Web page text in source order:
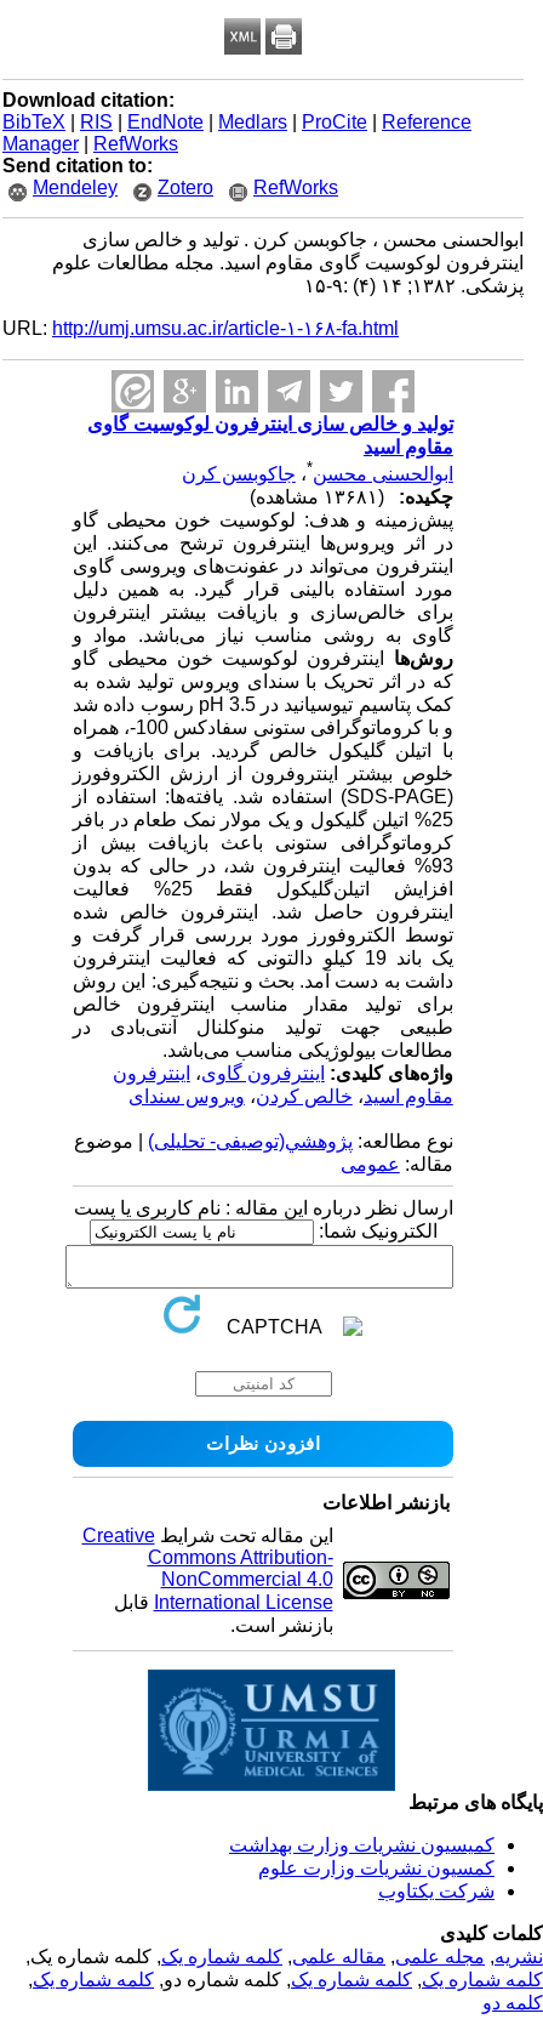
Download citation:
BibTeX
| RIS |EndNote |Medlars |ProCite |Reference
Manager
|RefWorks
Send citation to:
Mendeley
Zotero RefWorks
ابوالحسنی محسن ، جاکوبسن کرن . تولید و خالص سازی
اینترفرون لوکوسیت گاوی مقاوم اسید. مجله مطالعات علوم
پزشکی. ۱۳۸۲; ۱۴ (۴) :۹-۱۵
URL:http://umj.umsu.ac.ir/article-۱-۱۶۸-fa.html
تولید و خالص سازی اینترفرون لوکوسیت گاوی
مقاوم اسید
ابوالحسنی محسن ،جاکوبسن کرن
چکیده:
پیش‌زمینه و هدف: لوکوسیت خون محیطی گاو
در اثر ویروس‌ها اینترفرون ترشح می‌کنند. این
اینترفرون می‌تواند در عفونت‌های ویروسی گاوی
مورد استفاده بالینی قرار گیرد. به همین دلیل
برای خالص‌سازی و بازیافت بیشتر اینترفرون
گاوی به روشی مناسب نیاز می‌باشد. مواد و
روش‌ها اینترفرون لوکوسیت خون محیطی گاو
که در اثر تحریک با سندای ویروس تولید شده به
کمک پتاسیم تیوسیانید در 3.5 pH رسوب داده شد
و با کروماتوگرافی ستونی سفادکس 100-، همراه
با اتیلن گلیکول خالص گردید. برای بازیافت و
خلوص بیشتر اینتروفرون از ارزش الکتروفورز
(SDS-PAGE) استفاده شد. یافته‌ها: استفاده از
25% اتیلن گلیکول و یک مولار نمک طعام در بافر
کروماتوگرافی ستونی باعث بازیافت بیش از
93% فعالیت اینترفرون شد، در حالی که بدون
افزایش اتیلن‌گلیکول فقط 25% فعالیت
اینترفرون حاصل شد. اینترفرون خالص شده
توسط الکتروفورز مورد بررسی قرار گرفت و
یک باند 19 کیلو دالتونی که فعالیت اینترفرون
داشت به دست آمد. بحث و نتیجه‌گیری: این روش
برای تولید مقدار مناسب اینترفرون خالص
طبیعی جهت تولید منوکلنال آنتی‌بادی در
مطالعات بیولوژیکی مناسب می‌باشد.
واژه‌های کلیدی:اینترفرون گاوی،اینترفرون
مقاوم اسید،خالص کردن،ویروس سندای
نوع مطالعه:پژوهشي(توصیفی- تحلیلی) | موضوع
مقاله:عمومى
ارسال نظر درباره این مقاله : نام کاربری یا پست
الکترونیک شما:
بازنشر اطلاعات
این مقاله تحت شرایطCreative
Commons Attribution-
NonCommercial 4.0
International Licenseقابل
بازنشر است.
های مرتبط
کمیسیون نشریات وزارت بهداشت
کمسیون نشریات وزارت علوم
شرکت یکتاوب
کلیدی
,مجله علمی, مقاله علمی, کلمه شماره یک, کلمه شماره یک,
شماره یک,کلمه شماره یک, کلمه شماره دو,کلمه شماره یک,
دو